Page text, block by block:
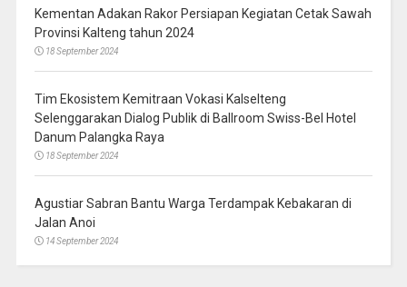
Kementan Adakan Rakor Persiapan Kegiatan Cetak Sawah
Provinsi Kalteng tahun 2024
18 September 2024
Tim Ekosistem Kemitraan Vokasi Kalselteng
Selenggarakan Dialog Publik di Ballroom Swiss-Bel Hotel
Danum Palangka Raya
18 September 2024
Agustiar Sabran Bantu Warga Terdampak Kebakaran di
Jalan Anoi
14 September 2024